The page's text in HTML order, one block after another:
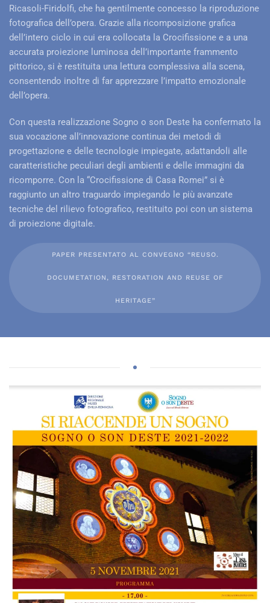
Ricasoli-Firidolfi, che ha gentilmente concesso la riproduzione
fotografica dell’opera. Grazie alla ricomposizione grafica
dell’intero ciclo in cui era collocata la Crocifissione e a una
accurata proiezione luminosa dell’importante frammento
pittorico, si è restituita una lettura complessiva alla scena,
consentendo inoltre di far apprezzare l’impatto emozionale
dell’opera.
Con questa realizzazione Sogno o son Deste ha confermato la
sua vocazione all’innovazione continua dei metodi di
progettazione e delle tecnologie impiegate, adattandoli alle
caratteristiche peculiari degli ambienti e delle immagini da
ricomporre. Con la “Crocifissione di Casa Romei” si è
raggiunto un altro traguardo impiegando le più avanzate
tecniche del rilievo fotografico, restituito poi con un sistema
di proiezione digitale.
PAPER PRESENTATO AL CONVEGNO “REUSO.
DOCUMETATION, RESTORATION AND REUSE OF
HERITAGE”